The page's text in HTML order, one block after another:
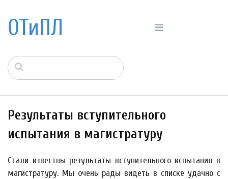
ОТиПЛ
Результаты вступительного
испытания в магистратуру
Стали известны результаты вступительного испытания в
магистратуру. Мы очень рады видеть в списке удачно с